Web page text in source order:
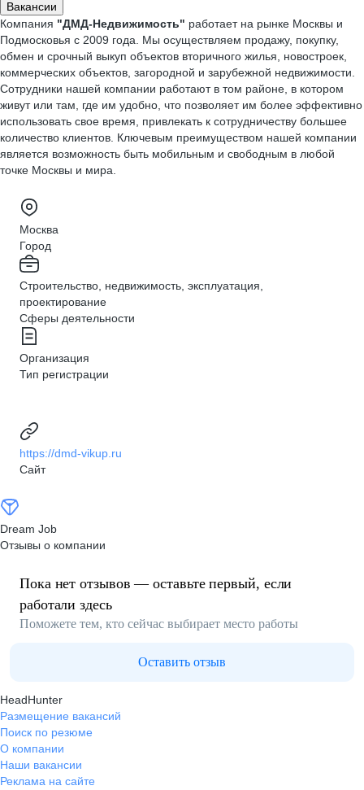
Вакансии
Компания "ДМД-Недвижимость" работает на рынке Москвы и
Подмосковья с 2009 года. Мы осуществляем продажу, покупку,
обмен и срочный выкуп объектов вторичного жилья, новостроек,
коммерческих объектов, загородной и зарубежной недвижимости.
Сотрудники нашей компании работают в том районе, в котором
живут или там, где им удобно, что позволяет им более эффективно
использовать свое время, привлекать к сотрудничеству большее
количество клиентов. Ключевым преимуществом нашей компании
является возможность быть мобильным и свободным в любой
точке Москвы и мира.
Москва
Город
Строительство, недвижимость, эксплуатация,
проектирование
Сферы деятельности
Организация
Тип регистрации
https://dmd-vikup.ru
Сайт
Dream Job
Отзывы о компании
Пока нет отзывов — оставьте первый, если
работали здесь
Поможете тем, кто сейчас выбирает место работы
Оставить отзыв
HeadHunter
Размещение вакансий
Поиск по резюме
О компании
Наши вакансии
Реклама на сайте